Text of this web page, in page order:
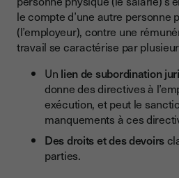
le compte d’une autre personne
(l’employeur), contre une
travail se caractérise par
Un lien de subordination
donne des directives à
exécution, et peut le
manquements à ces
Des droits et des devoirs
parties.